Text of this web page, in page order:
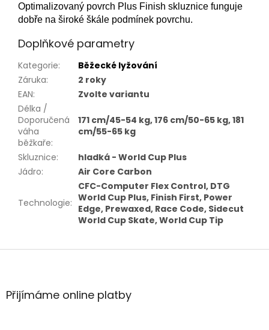
Optimalizovaný povrch Plus Finish skluznice funguje
dobře na široké škále podmínek povrchu.
Doplňkové parametry
Kategorie:
Běžecké lyžování
Záruka:
2 roky
EAN:
Zvolte variantu
Délka /
Doporučená
váha
běžkaře:
171 cm/45-54 kg, 176 cm/50-65 kg, 181
cm/55-65 kg
Skluznice:
hladká - World Cup Plus
Jádro: Air Core Carbon
Technologie:
CFC-Computer Flex Control, DTG
World Cup Plus, Finish First, Power
Edge, Prewaxed, Race Code, Sidecut
World Cup Skate, World Cup Tip
Z
aPřijímáme online platby